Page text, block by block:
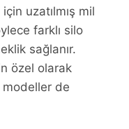
uzatılmış mil
farklı silo
sağlanır.
özel olarak
modeller de